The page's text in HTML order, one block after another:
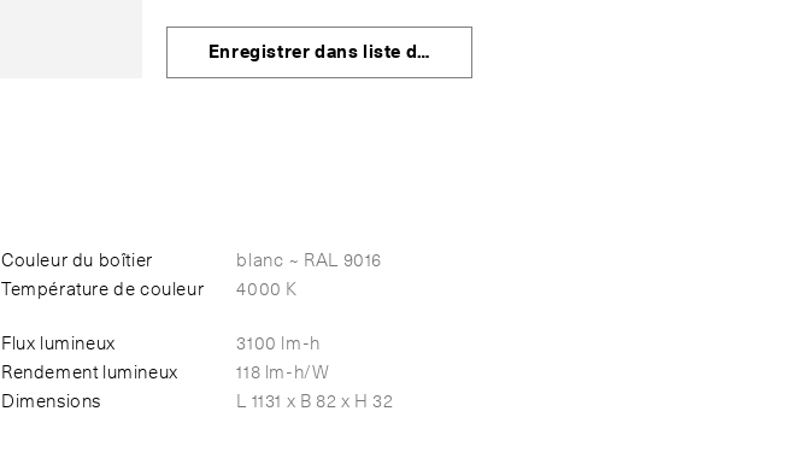
Enregistrer dans liste de favoris
Couleur du boîtier
blanc ~ RAL 9016
Température de couleur 4000 K
Flux lumineux
3100 lm-h
Rendement lumineux
118 lm-h/W
Dimensions L 1131 x B 82 x H 32